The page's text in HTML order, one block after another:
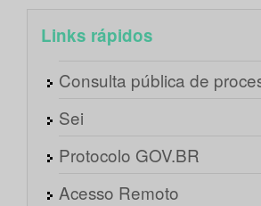
Links rápidos
Consulta pública de
Sei
Protocolo GOV.BR
Acesso Remoto